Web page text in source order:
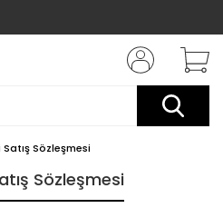
Sözleşmesi
Sözleşmesi